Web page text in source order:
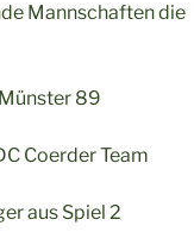
Mannschaften die
89
Team
Spiel 2